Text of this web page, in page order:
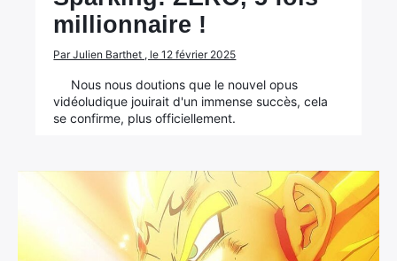
millionnaire !
Par Julien Barthet , le 12 février 2025
Nous nous doutions que le nouvel opus
vidéoludique jouirait d'un immense succès, cela
se confirme, plus officiellement.